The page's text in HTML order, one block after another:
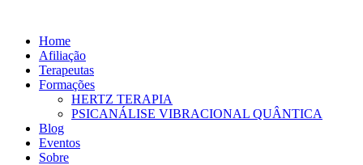
conteúdo
Home
Afiliação
Terapeutas
Formações
HERTZ TERAPIA
PSICANÁLISE VIBRACIONAL QUÂNTICA
Blog
Eventos
Sobre